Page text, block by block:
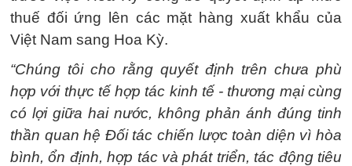
thuế đối ứng lên các mặt hàng xuất khẩu của
Việt Nam sang Hoa Kỳ.
“Chúng tôi cho rằng quyết định trên chưa phù
hợp với thực tế hợp tác kinh tế - thương mại cùng
có lợi giữa hai nước, không phản ánh đúng tinh
thần quan hệ Đối tác chiến lược toàn diện vì hòa
bình, ổn định, hợp tác và phát triển, tác động tiêu